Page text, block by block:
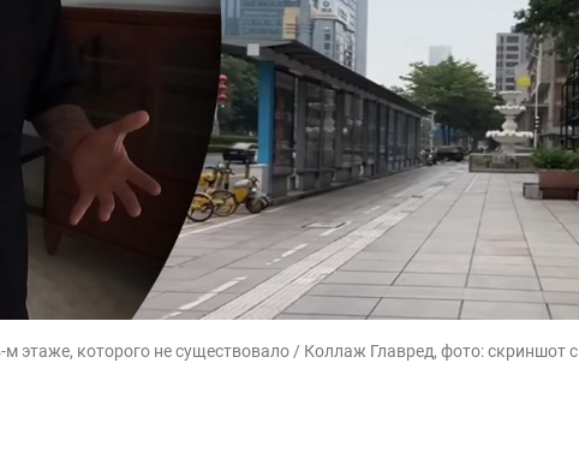
этаже, которого не существовало / Коллаж Главред, фото: скриншот с